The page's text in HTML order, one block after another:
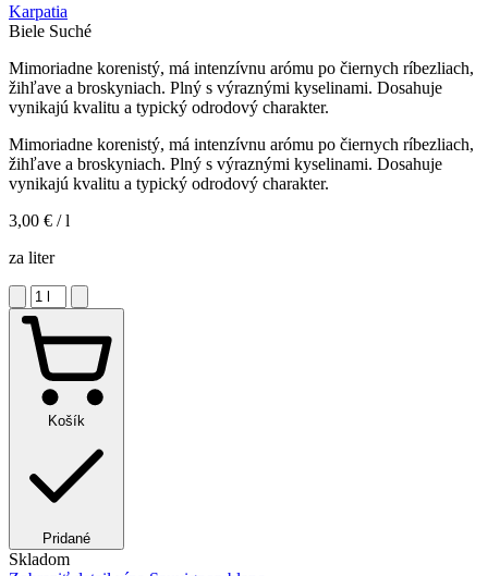
Karpatia
Biele Suché
Mimoriadne korenistý, má intenzívnu arómu po čiernych ríbezliach,
žihľave a broskyniach. Plný s výraznými kyselinami. Dosahuje
vynikajú kvalitu a typický odrodový charakter.
Mimoriadne korenistý, má intenzívnu arómu po čiernych ríbezliach,
žihľave a broskyniach. Plný s výraznými kyselinami. Dosahuje
vynikajú kvalitu a typický odrodový charakter.
3,00 € / l
za liter
Košík
Pridané
Skladom